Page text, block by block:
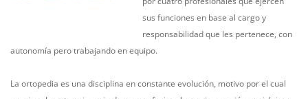
sus funciones en base al cargo y
responsabilidad que les pertenece, con
autonomía pero trabajando en equipo.
La ortopedia es una disciplina en constante evolución, motivo por el cual